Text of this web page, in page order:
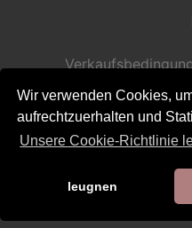
Wir verwenden Cookies,
aufrechtzuerhalten und
Unsere Cookie-Richtlinie
leugnen
Datenschutzerklärung
Richtlinie zur